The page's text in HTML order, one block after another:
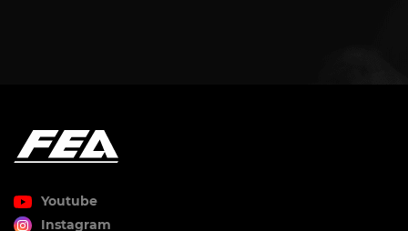
Youtube
Instagram